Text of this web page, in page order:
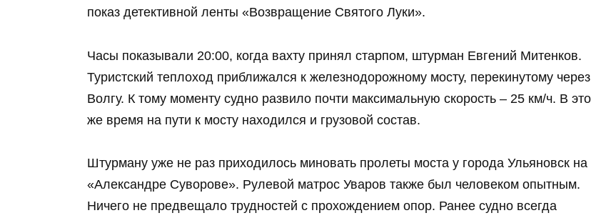
показ детективной ленты «Возвращение Святого Луки».
Часы показывали 20:00, когда вахту принял старпом, штурман Евгений Митенков.
Туристский теплоход приближался к железнодорожному мосту, перекинутому через
Волгу. К тому моменту судно развило почти максимальную скорость – 25 км/ч. В это
же время на пути к мосту находился и грузовой состав.
Штурману уже не раз приходилось миновать пролеты моста у города Ульяновск на
«Александре Суворове». Рулевой матрос Уваров также был человеком опытным.
Ничего не предвещало трудностей с прохождением опор. Ранее судно всегда